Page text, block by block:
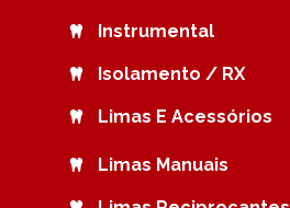
Instrumental
Isolamento / RX
Limas E Acessórios
Limas Manuais